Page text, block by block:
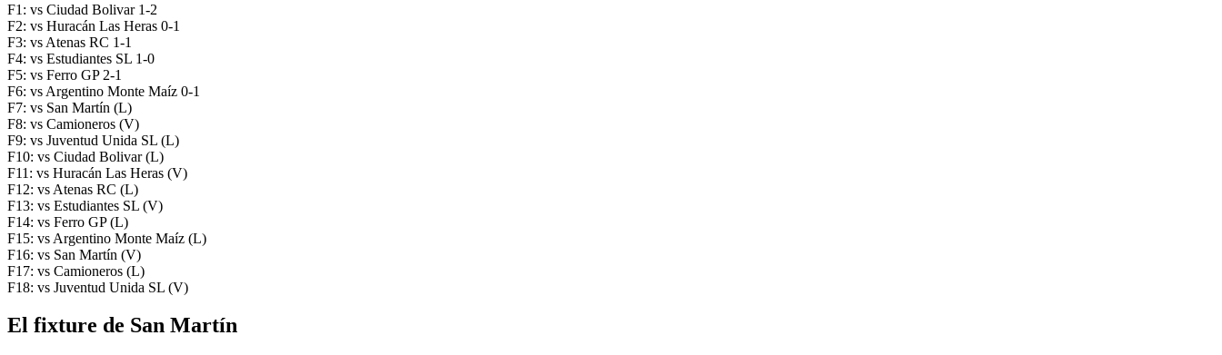
F1: vs Ciudad Bolivar 1-2
F2: vs Huracán Las Heras 0-1
F3: vs Atenas RC 1-1
F4: vs Estudiantes SL 1-0
F5: vs Ferro GP 2-1
F6: vs Argentino Monte Maíz 0-1
F7: vs San Martín (L)
F8: vs Camioneros (V)
F9: vs Juventud Unida SL (L)
F10: vs Ciudad Bolivar (L)
F11: vs Huracán Las Heras (V)
F12: vs Atenas RC (L)
F13: vs Estudiantes SL (V)
F14: vs Ferro GP (L)
F15: vs Argentino Monte Maíz (L)
F16: vs San Martín (V)
F17: vs Camioneros (L)
F18: vs Juventud Unida SL (V)
El fixture de San Martín